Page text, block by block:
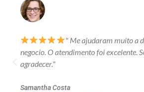
" Me ajudaram muito a
negocio. O atendimento foi excelente.
agradecer."
Samantha Costa